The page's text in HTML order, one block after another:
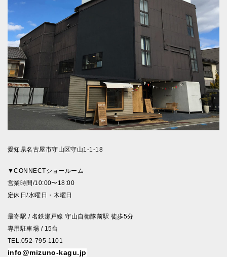
愛知県名古屋市守山区守山1-1-18
▼CONNECTショールーム
営業時間/10:00〜18:00
定休日/水曜日・木曜日
最寄駅 / 名鉄瀬戸線 守山自衛隊前駅 徒歩5分
専用駐車場 / 15台
TEL.052-795-1101
info@mizuno-kagu.jp